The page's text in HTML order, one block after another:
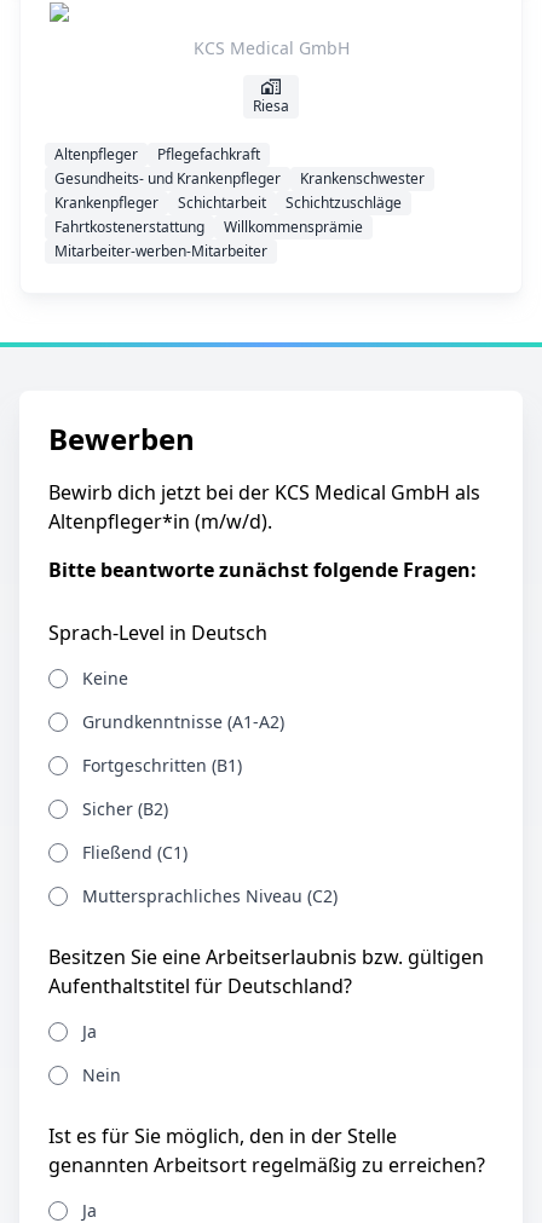
KCS Medical GmbH
Riesa
Altenpfleger
Pflegefachkraft
Gesundheits- und Krankenpfleger
Krankenschwester
Krankenpfleger
Schichtarbeit
Schichtzuschläge
Fahrtkostenerstattung
Willkommensprämie
Mitarbeiter-werben-Mitarbeiter
Bewerben
Bewirb dich jetzt bei der KCS Medical GmbH als
Altenpfleger*in (m/w/d).
Bitte beantworte zunächst folgende Fragen:
Sprach-Level in Deutsch
Keine
Grundkenntnisse (A1-A2)
Fortgeschritten (B1)
Sicher (B2)
Fließend (C1)
Muttersprachliches Niveau (C2)
Besitzen Sie eine Arbeitserlaubnis bzw. gültigen
Aufenthaltstitel für Deutschland?
Ja
Nein
Ist es für Sie möglich, den in der Stelle
genannten Arbeitsort regelmäßig zu erreichen?
Ja